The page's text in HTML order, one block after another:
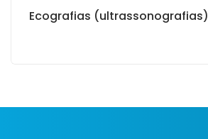
Ecografias (ultrassonografias)